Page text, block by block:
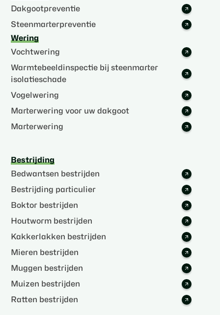
Dakgootpreventie
Steenmarterpreventie
Wering
Vochtwering
Warmtebeeldinspectie bij steenmarter
isolatieschade
Vogelwering
Marterwering voor uw dakgoot
Marterwering
Bestrijding
Bedwantsen bestrijden
Bestrijding particulier
Boktor bestrijden
Houtworm bestrijden
Kakkerlakken bestrijden
Mieren bestrijden
Muggen bestrijden
Muizen bestrijden
Ratten bestrijden